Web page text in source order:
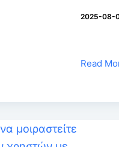
2025-08-
Read